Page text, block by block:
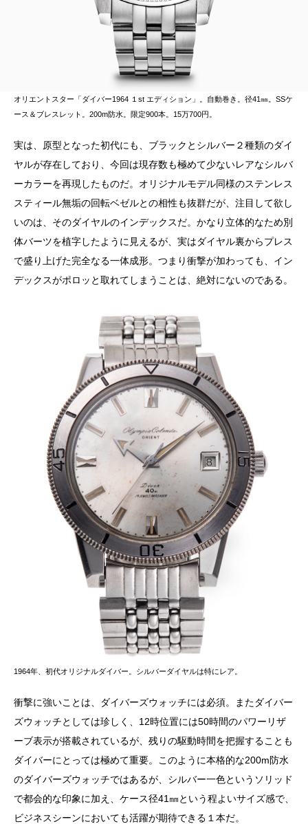
オリエントスター「ダイバー1964 １st エディション」。自動巻き。径41㎜。SSケ
ース＆ブレスレット。200m防水。限定900本。15万700円。
実は、原型となった初代にも、ブラックとシルバー２種類のダイ
ヤルが存在しており、今回は現存数も極めて少ないレアなシルバ
ーカラーを再現したものだ。オリジナルモデル同様のステンレス
スティール無垢の回転ベゼルとの相性も抜群だが、注目して欲し
いのは、そのダイヤルのインデックスだ。かなり立体的なため別
体バーツを植字したように見えるが、実はダイヤル裏からプレス
で盛り上げた完全なる一体成形。つまり衝撃が加わっても、イン
デックスがポロッと取れてしまうことは、絶対にないのである。
1964年、初代オリジナルダイバー。シルバーダイヤルは特にレア。
衝撃に強いことは、ダイバーズウォッチには必須。またダイバー
ズウォッチとしては珍しく、12時位置には50時間のパワーリザ
ーブ表示が搭載されているが、残りの駆動時間を把握することも
ダイバーにとっては極めて重要。このように本格的な200m防水
のダイバーズウォッチではあるが、シルバー一色というソリッド
で都会的な印象に加え、ケース径41㎜という程よいサイズ感で、
ビジネスシーンにおいても活躍が期待できる１本だ。